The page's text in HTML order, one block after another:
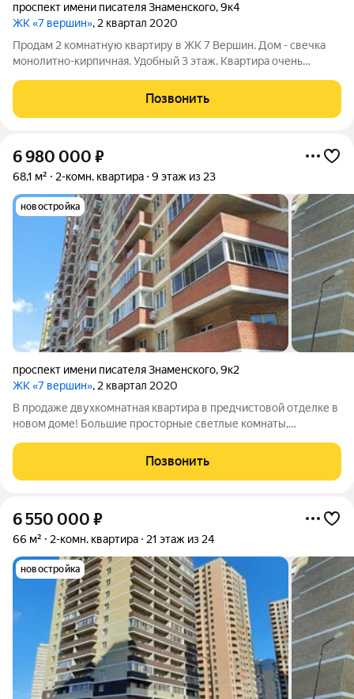
проспект имени писателя Знаменского,9к4
ЖК «7 вершин», 2 квартал 2020
Продам 2 комнатную квартиру в ЖК 7 Вершин. Дом - свечка
монолитно-кирпичная. Удобный 3 этаж. Квартира очень
машин, ничего не загораживает. Удобная планировка:
просторная прихожая 9,1 м2,
Позвонить
6 980 000 ₽
68,1 м² 2-комн. квартира 9 этаж из 23
новостройка
проспект имени писателя Знаменского,9к2
ЖК «7 вершин», 2 квартал 2020
В продаже двухкомнатная квартира в предчистовой отделке в
новом доме! Большие просторные светлые комнаты,
дизайнерских идей! Дом расположен в самой развитой части
Гидростроя, школа и детсад рядом,
Позвонить
6 550 000 ₽
66 м² 2-комн. квартира 21 этаж из 24
новостройка